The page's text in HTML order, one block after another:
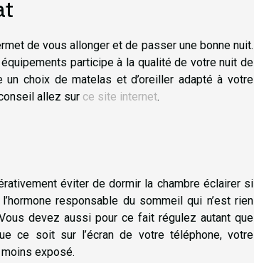
de vous allonger et de passer une bonne nuit.
participe à la qualité de votre nuit de
choix de matelas et d’oreiller adapté à votre
allez sur ce site internet.
éviter de dormir la chambre éclairer si
responsable du sommeil qui n’est rien
devez aussi pour ce fait régulez autant que
ce soit sur l’écran de votre téléphone, votre
exposé.